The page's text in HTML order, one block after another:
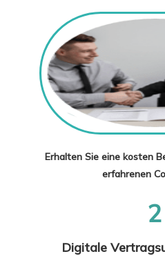
Erhalten Sie eine kosten
erfahrenen
2
Digitale